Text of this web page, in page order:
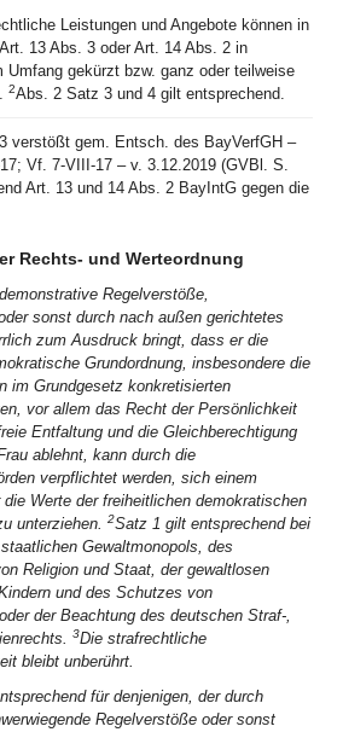
Leistungen und Angebote können in
13 Abs. 3 oder Art. 14 Abs. 2 in
Umfang gekürzt bzw. ganz oder teilweise
2Abs. 2 Satz 3 und 4 gilt entsprechend.
verstößt gem. Entsch. des BayVerfGH –
Vf. 7-VIII-17 – v. 3.12.2019 (GVBl. S.
Art. 13 und 14 Abs. 2 BayIntG gegen die
Rechts- und Werteordnung
Regelverstöße,
sonst durch nach außen gerichtetes
zum Ausdruck bringt, dass er die
Grundordnung, insbesondere die
im Grundgesetz konkretisierten
vor allem das Recht der Persönlichkeit
Entfaltung und die Gleichberechtigung
ablehnt, kann durch die
verpflichtet werden, sich einem
die Werte der freiheitlichen demokratischen
unterziehen. 2Satz 1 gilt entsprechend bei
Gewaltmonopols, des
Religion und Staat, der gewaltlosen
und des Schutzes von
der Beachtung des deutschen Straf-,
3Die strafrechtliche
bleibt unberührt.
für denjenigen, der durch
Regelverstöße oder sonst